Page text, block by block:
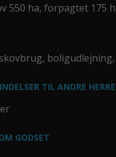
550 ha, forpagtet 175
TIL ANDRE
GODSET